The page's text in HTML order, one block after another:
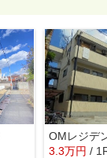
OMレジデ
3.3万円 /